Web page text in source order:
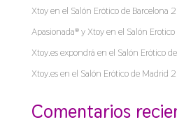
Xtoy en el Salón Erótico de Barcelona
Apasionada® y Xtoy en el Salón
Xtoy.es expondrá en el Salón Erótico
Xtoy.es en el Salón Erótico de Madrid
Comentarios